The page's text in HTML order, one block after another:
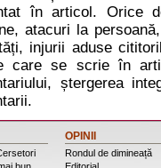
în articol. Orice
atacuri la
injurii aduse
care se scrie în
ștergerea
OPINII
Rondul de dimineață